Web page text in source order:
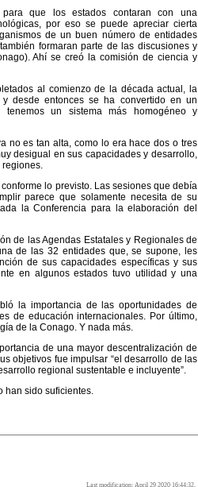
que los estados contaran con una
por eso se puede apreciar cierta
de un buen número de entidades
formaran parte de las discusiones y
Ahí se creó la comisión de ciencia y
al comienzo de la década actual, la
desde entonces se ha convertido en un
tenemos un sistema más homogéneo y
no es tan alta, como lo era hace dos o tres
desigual en sus capacidades y desarrollo,
regiones.
lo previsto. Las sesiones que debía
parece que solamente necesita de su
la Conferencia para la elaboración del
de las Agendas Estatales y Regionales de
de las 32 entidades que, se supone, les
de sus capacidades específicas y sus
en algunos estados tuvo utilidad y una
la importancia de las oportunidades de
de educación internacionales. Por último,
de la Conago. Y nada más.
de una mayor descentralización de
objetivos fue impulsar “el desarrollo de las
regional sustentable e incluyente”.
han sido suficientes.
Last modification: April 29 2020 16:44:32.